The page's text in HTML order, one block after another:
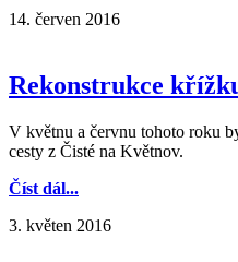
14. červen 2016
Rekonstrukce
V květnu a červnu tohoto roku
cesty z Čisté na Květnov.
Číst dál...
3. květen 2016